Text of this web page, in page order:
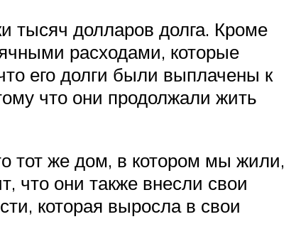
тысяч долларов долга. Кроме
расходами, которые
его долги были выплачены к
что они продолжали жить
тот же дом, в котором мы жили,
что они также внесли свои
которая выросла в свои